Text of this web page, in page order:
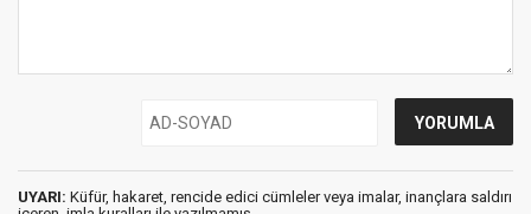
UYARI: Küfür, hakaret, rencide edici cümleler veya imalar, inançlara saldırı